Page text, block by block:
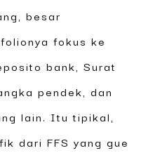
besar
fokus ke
bank, Surat
pendek, dan
lain. Itu tipikal,
dari FFS yang gue